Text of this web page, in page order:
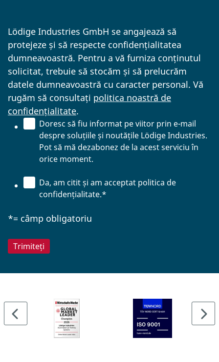
Lödige Industries GmbH se angajează să
protejeze și să respecte confidențialitatea
dumneavoastră. Pentru a vă furniza conținutul
solicitat, trebuie să stocăm și să prelucrăm
datele dumneavoastră cu caracter personal. Vă
rugăm să consultați politica noastră de
confidențialitate.
Doresc să fiu informat pe viitor prin e-mail
despre soluțiile și noutățile Lödige Industries.
Pot să mă dezabonez de la acest serviciu în
orice moment.
Da, am citit și am acceptat politica de
confidențialitate.*
*= câmp obligatoriu